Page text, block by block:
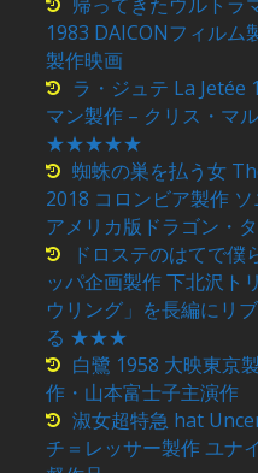
帰ってきたウルトラ
1983 DAICONフィルム
製作映画
ラ・ジュテ La Jetée
マン製作 – クリス・マ
★★★★★
蜘蛛の巣を払う女
2018 コロンビア製作
アメリカ版ドラゴン・
ドロステのはてで僕
ッパ企画製作 下北沢ト
ウリング」を長編にリ
る ★★★
白鷺 1958 大映東京
作・山本富士子主演作
淑女超特急 hat
チ＝レッサー製作 ユナ